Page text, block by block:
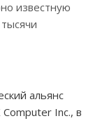
известную
альянс
Computer Inc., в